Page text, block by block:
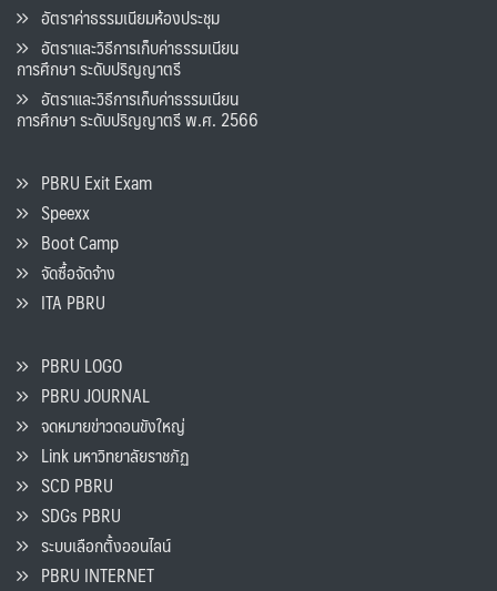
อัตราค่าธรรมเนียมห้องประชุม
อัตราและวิธีการเก็บค่าธรรมเนียน
การศึกษา ระดับปริญญาตรี
อัตราและวิธีการเก็บค่าธรรมเนียน
การศึกษา ระดับปริญญาตรี พ.ศ. 2566
PBRU Exit Exam
Speexx
Boot Camp
จัดซื้อจัดจ้าง
ITA PBRU
PBRU LOGO
PBRU JOURNAL
จดหมายข่าวดอนขังใหญ่
Link มหาวิทยาลัยราชภัฏ
SCD PBRU
SDGs PBRU
ระบบเลือกตั้งออนไลน์
PBRU INTERNET